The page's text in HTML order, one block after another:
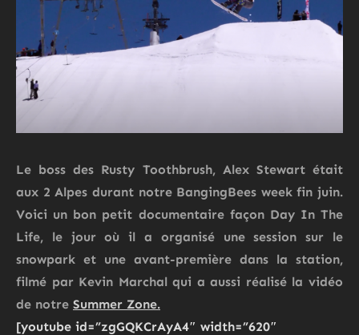
Le boss des Rusty Toothbrush, Alex Stewartétait
aux 2 Alpes durant notre BangingBees week fin juin.
Voici un bon petit documentaire façon Day In The
Life, le jour où il a organisé une session sur le
snowpark et une avant-première dans la station,
filmé par Kevin Marchal qui a aussi réalisé la vidéo
de notre Summer Zone.
[youtube id=”zgGQKCrAyA4″ width=”620″